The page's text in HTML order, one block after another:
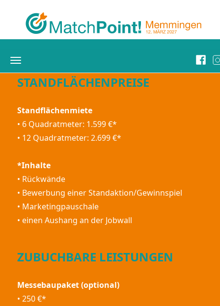
Toggle
navigation
STANDFLÄCHENPREISE
Standflächenmiete
• 6 Quadratmeter: 1.599 €*
• 12 Quadratmeter: 2.699 €*
*Inhalte
• Rückwände
• Bewerbung einer Standaktion/Gewinnspiel
• Marketingpauschale
• einen Aushang an der Jobwall
ZUBUCHBARE LEISTUNGEN
Messebaupaket (optional)
• 250 €*